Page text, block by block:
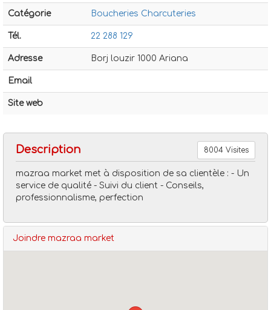
Boucheries charcuteries
Catégorie Boucheries Charcuteries
Tél. 22 288 129
Adresse Borj louzir 1000 Ariana
Email
Site web
Description 8004 Visites
mazraa market met à disposition de sa clientèle : - Un
service de qualité - Suivi du client - Conseils,
professionnalisme, perfection
Joindre mazraa market